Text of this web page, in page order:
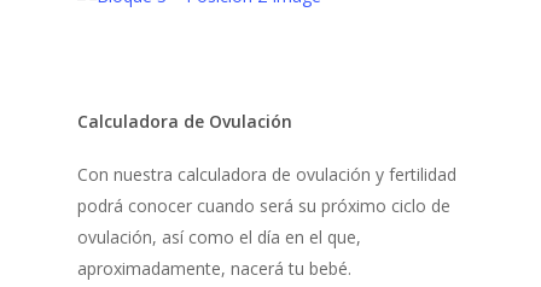
Calculadora de Ovulación
Con nuestra calculadora de ovulación y fertilidad
podrá conocer cuando será su próximo ciclo de
ovulación, así como el día en el que,
aproximadamente, nacerá tu bebé.